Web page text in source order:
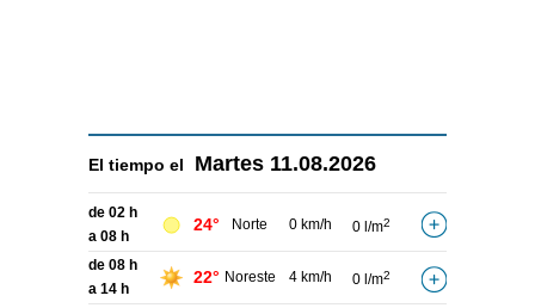
El tiempo el Martes 11.08.2026
de 02 h
a 08 h
24° Norte 0 km/h 0 l/m2
de 08 h
a 14 h
22° Noreste 4 km/h 0 l/m2